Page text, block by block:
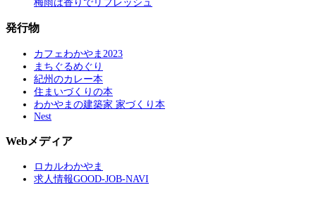
梅雨は香りでリフレッシュ
発行物
カフェわかやま2023
まちぐるめぐり
紀州のカレー本
住まいづくりの本
わかやまの建築家 家づくり本
Nest
Webメディア
ロカルわかやま
求人情報GOOD-JOB-NAVI